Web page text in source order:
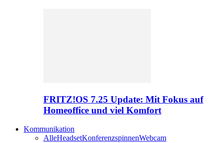
FRITZ!OS 7.25 Update: Mit Fokus auf
Homeoffice und viel Komfort
Kommunikation
AlleHeadsetKonferenzspinnenWebcam